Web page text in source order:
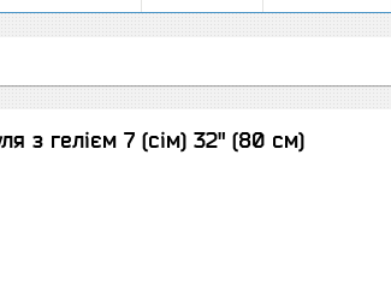
з гелієм 7 (сім) 32" (80 см)